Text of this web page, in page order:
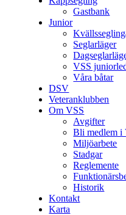
Gastbank
Junior
Seglarläger
VSS
Våra båtar
DSV
Veteranklubben
Om VSS
Avgifter
Bli medlem i
Miljöarbete
Stadgar
Reglemente
Historik
Kontakt
Karta